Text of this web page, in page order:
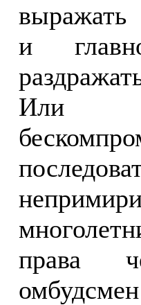
выражать
и
права